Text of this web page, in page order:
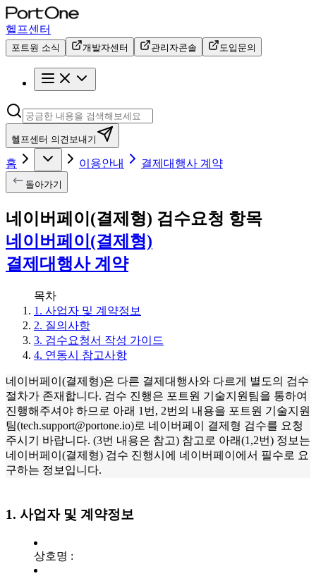
헬프센터
포트원 소식 개발자센터 관리자콘솔 도입문의
헬프센터 의견보내기
홈 이용안내 결제대행사 계약
돌아가기
네이버페이(결제형) 검수요청 항목
네이버페이(결제형)
결제대행사 계약
목차
1. 사업자 및 계약정보
2. 질의사항
3. 검수요청서 작성 가이드
4. 연동시 참고사항
네이버페이(결제형)은 다른 결제대행사와 다르게 별도의 검수
절차가 존재합니다. 검수 진행은 포트원 기술지원팀을 통하여
진행해주셔야 하므로 아래 1번, 2번의 내용을 포트원 기술지원
팀(tech.support@portone.io)로 네이버페이 결제형 검수를 요청
주시기 바랍니다. (3번 내용은 참고) 참고로 아래(1,2번) 정보는
네이버페이(결제형) 검수 진행시에 네이버페이에서 필수로 요
구하는 정보입니다.
1. 사업자 및 계약정보
상호명 :